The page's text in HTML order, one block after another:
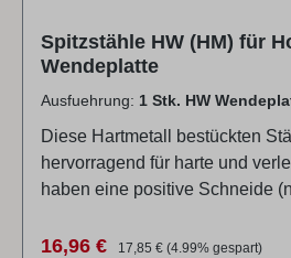
Spitzstähle HW (HM) für
Wendeplatte
Ausfuehrung: 1 Stk. HW
Diese Hartmetall bestückten
hervorragend für harte und
haben eine positive Schneide
Verkaufspreis:
16,96 € Regulärer Preis:
17,85 € (4.99% gespart)